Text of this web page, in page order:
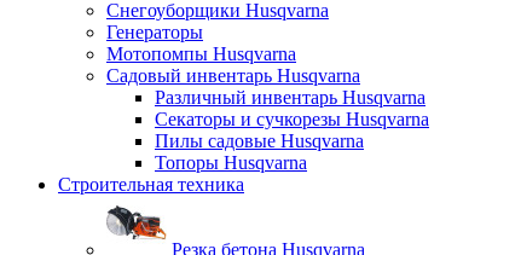
Снегоуборщики Husqvarna
Генераторы
Мотопомпы Husqvarna
Садовый инвентарь Husqvarna
Различный инвентарь Husqvarna
Секаторы и сучкорезы Husqvarna
Пилы садовые Husqvarna
Топоры Husqvarna
Строительная техника
Резка бетона Husqvarna